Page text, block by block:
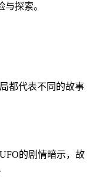
探索。
都代表不同的故事
的剧情暗示，故